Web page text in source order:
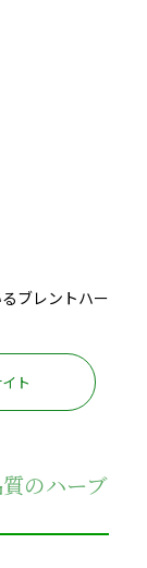
ブレントハー
ト
のハーブ